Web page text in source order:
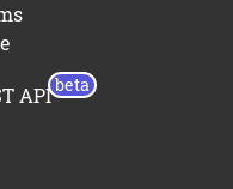
API